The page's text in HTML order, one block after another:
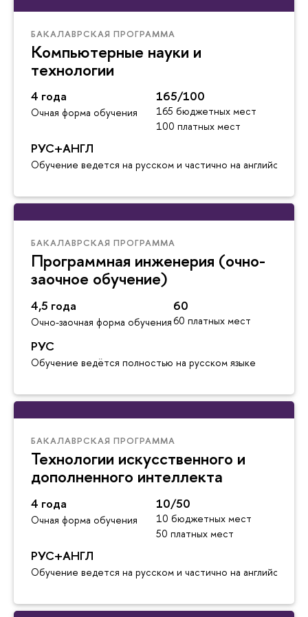
БАКАЛАВРСКАЯ ПРОГРАММА
Компьютерные науки и
технологии
4 года
Очная форма обучения
165/100
165 бюджетных мест
100 платных мест
РУС+АНГЛ
Обучение ведется на русском и частично на английском
БАКАЛАВРСКАЯ ПРОГРАММА
Программная инженерия (очно-
заочное обучение)
4,5 года
Очно-заочная форма обучения
60
60 платных мест
РУС
Обучение ведётся полностью на русском языке
БАКАЛАВРСКАЯ ПРОГРАММА
Технологии искусственного и
дополненного интеллекта
4 года
Очная форма обучения
10/50
10 бюджетных мест
50 платных мест
РУС+АНГЛ
Обучение ведется на русском и частично на английском